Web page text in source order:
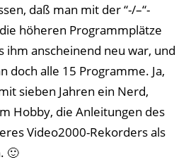
daß man mit der “-/–“-
höheren Programmplätze
ihm anscheinend neu war, und
doch alle 15 Programme. Ja,
sieben Jahren ein Nerd,
Hobby, die Anleitungen des
Video2000-Rekorders als
🙂